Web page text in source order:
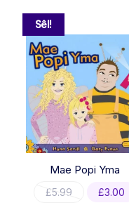
Sêl!
Mae Popi Yma
£5.99
Original
£3.00